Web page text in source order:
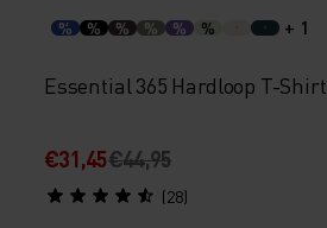
% % % % % % + 1
Essential 365 Hardloop T-Shirt
€31,45€44,95
(28)